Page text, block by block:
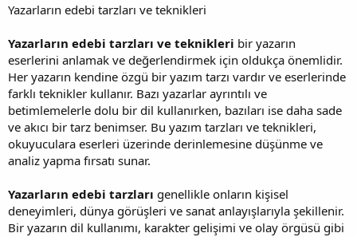
Yazarların edebi tarzları ve teknikleri
Yazarların edebi tarzları ve teknikleri bir yazarın
eserlerini anlamak ve değerlendirmek için oldukça önemlidir.
Her yazarın kendine özgü bir yazım tarzı vardır ve eserlerinde
farklı teknikler kullanır. Bazı yazarlar ayrıntılı ve
betimlemelerle dolu bir dil kullanırken, bazıları ise daha sade
ve akıcı bir tarz benimser. Bu yazım tarzları ve teknikleri,
okuyuculara eserleri üzerinde derinlemesine düşünme ve
analiz yapma fırsatı sunar.
Yazarların edebi tarzları genellikle onların kişisel
deneyimleri, dünya görüşleri ve sanat anlayışlarıyla şekillenir.
Bir yazarın dil kullanımı, karakter gelişimi ve olay örgüsü gibi